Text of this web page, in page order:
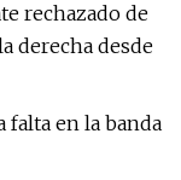
rechazado de
derecha desde
falta en la banda